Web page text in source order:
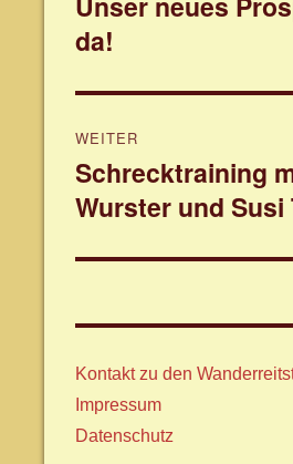
Beitrag:
da!
WEITER
Nächster
Beitrag:
Schrecktraining
Wurster und Susi
Kontakt zu den
Impressum
Datenschutz